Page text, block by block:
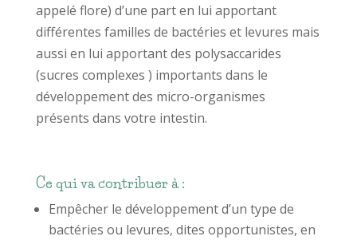
appelé flore) d’une part en lui apportant
différentes familles de bactéries et levures mais
aussi en lui apportant des polysaccarides
(sucres complexes ) importants dans le
développement des micro-organismes
présents dans votre intestin.
Ce qui va contribuer à :
Empêcher le développement d’un type de
bactéries ou levures, dites opportunistes, en